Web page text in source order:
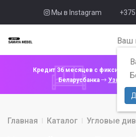
Мы в Instagram
Ваш
Кредит 36 месяцев с
Беларусбанка
Узнать
Главная Каталог Угловые